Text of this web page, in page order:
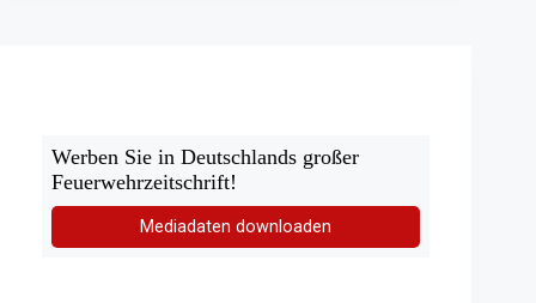
Werben Sie in Deutschlands großer
Feuerwehrzeitschrift!
Mediadaten downloaden